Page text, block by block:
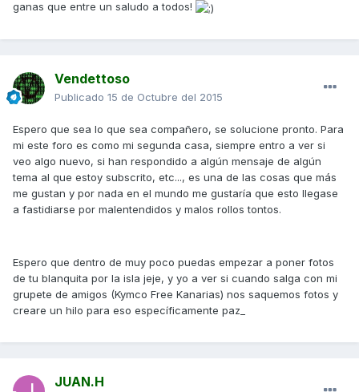
ganas que entre un saludo a todos!
Vendettoso
Publicado 15 de Octubre del 2015
Espero que sea lo que sea compañero, se solucione pronto. Para
mi este foro es como mi segunda casa, siempre entro a ver si
veo algo nuevo, si han respondido a algún mensaje de algún
tema al que estoy subscrito, etc..., es una de las cosas que más
me gustan y por nada en el mundo me gustaría que esto llegase
a fastidiarse por malentendidos y malos rollos tontos.
Espero que dentro de muy poco puedas empezar a poner fotos
de tu blanquita por la isla jeje, y yo a ver si cuando salga con mi
grupete de amigos (Kymco Free Kanarias) nos saquemos fotos y
creare un hilo para eso específicamente paz_
JUAN.H